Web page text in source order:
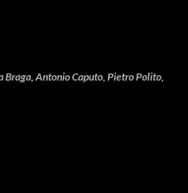
Braga, Antonio Caputo, Pietro Polito,